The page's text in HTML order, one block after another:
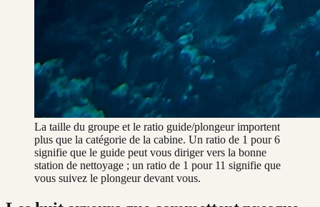
La taille du groupe et le ratio guide/plongeur importent
plus que la catégorie de la cabine. Un ratio de 1 pour 6
signifie que le guide peut vous diriger vers la bonne
station de nettoyage ; un ratio de 1 pour 11 signifie que
vous suivez le plongeur devant vous.